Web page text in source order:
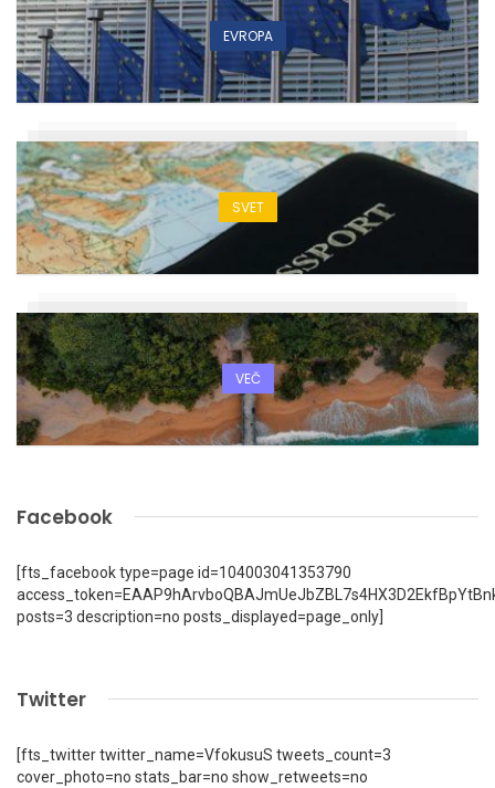
EVROPA
SVET
VEČ
Facebook
[fts_facebook type=page id=104003041353790
posts=3 description=no posts_displayed=page_only]
Twitter
[fts_twitter twitter_name=VfokusuS tweets_count=3
cover_photo=no stats_bar=no show_retweets=no